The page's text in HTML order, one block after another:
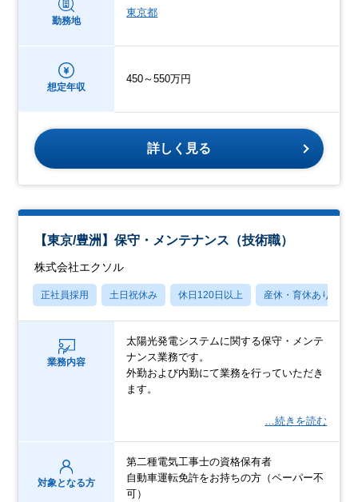
勤務地
東京都
想定年収
450～550万円
詳しく見る
【東京/豊洲】保守・メンテナンス（技術職）
株式会社エクソル
正社員採用 土日祝休み 休日120日以上 産休・育休あり
業務内容
太陽光発電システムに関する保守・メンテ
ナンス業務です。
外勤および内勤にて業務を行っていただき
ます。
…続きを読む
対象となる方
第二種電気工事士の資格保有者
自動車運転免許をお持ちの方（ペーパー不
可）